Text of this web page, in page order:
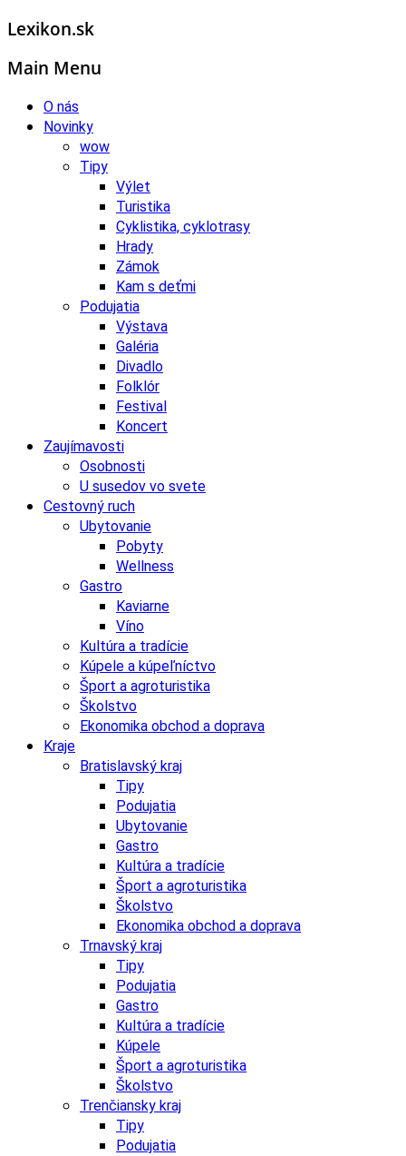
Lexikon.sk
Main Menu
O nás
Novinky
wow
Tipy
Výlet
Turistika
Cyklistika, cyklotrasy
Hrady
Zámok
Kam s deťmi
Podujatia
Výstava
Galéria
Divadlo
Folklór
Festival
Koncert
Zaujímavosti
Osobnosti
U susedov vo svete
Cestovný ruch
Ubytovanie
Pobyty
Wellness
Gastro
Kaviarne
Víno
Kultúra a tradície
Kúpele a kúpeľníctvo
Šport a agroturistika
Školstvo
Ekonomika obchod a doprava
Kraje
Bratislavský kraj
Tipy
Podujatia
Ubytovanie
Gastro
Kultúra a tradície
Šport a agroturistika
Školstvo
Ekonomika obchod a doprava
Trnavský kraj
Tipy
Podujatia
Gastro
Kultúra a tradície
Kúpele
Šport a agroturistika
Školstvo
Trenčiansky kraj
Tipy
Podujatia